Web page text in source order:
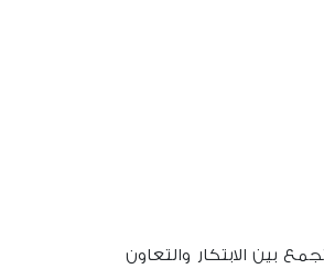
بين الابتكار والتعاون